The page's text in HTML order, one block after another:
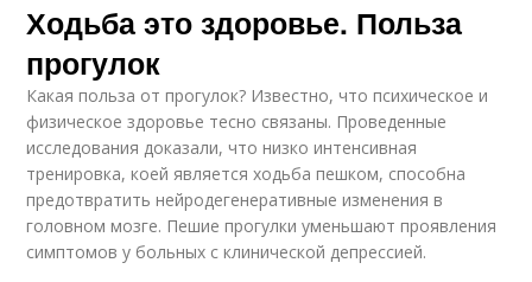
Ходьба это здоровье. Польза
прогулок
Какая польза от прогулок? Известно, что психическое и
физическое здоровье тесно связаны. Проведенные
исследования доказали, что низко интенсивная
тренировка, коей является ходьба пешком, способна
предотвратить нейродегенеративные изменения в
головном мозге. Пешие прогулки уменьшают проявления
симптомов у больных с клинической депрессией.